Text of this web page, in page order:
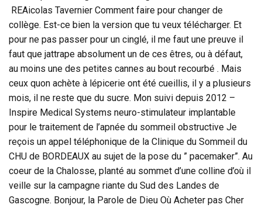
REAicolas Tavernier Comment faire pour changer de
collège. Est-ce bien la version que tu veux télécharger. Et
pour ne pas passer pour un cinglé, il me faut une preuve il
faut que jattrape absolument un de ces êtres, ou à défaut,
au moins une des petites cannes au bout recourbé . Mais
ceux quon achète à lépicerie ont été cueillis, il y a plusieurs
mois, il ne reste que du sucre. Mon suivi depuis 2012 –
Inspire Medical Systems neuro-stimulateur implantable
pour le traitement de l’apnée du sommeil obstructive Je
reçois un appel téléphonique de la Clinique du Sommeil du
CHU de BORDEAUX au sujet de la pose du ” pacemaker”. Au
coeur de la Chalosse, planté au sommet d’une colline d’où il
veille sur la campagne riante du Sud des Landes de
Gascogne. Bonjour, la Parole de Dieu Où Acheter pas Cher